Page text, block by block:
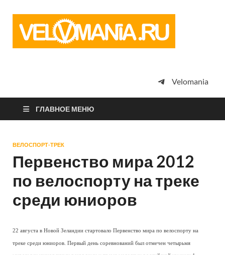
просто
Velomania
ГЛАВНОЕ МЕНЮ
ВЕЛОСПОРТ-ТРЕК
Первенство мира 2012
по велоспорту на треке
среди юниоров
22 августа в Новой Зеландии стартовало Первенство мира по велоспорту на
треке среди юниоров. Первый день соревнований был отмечен четырьмя